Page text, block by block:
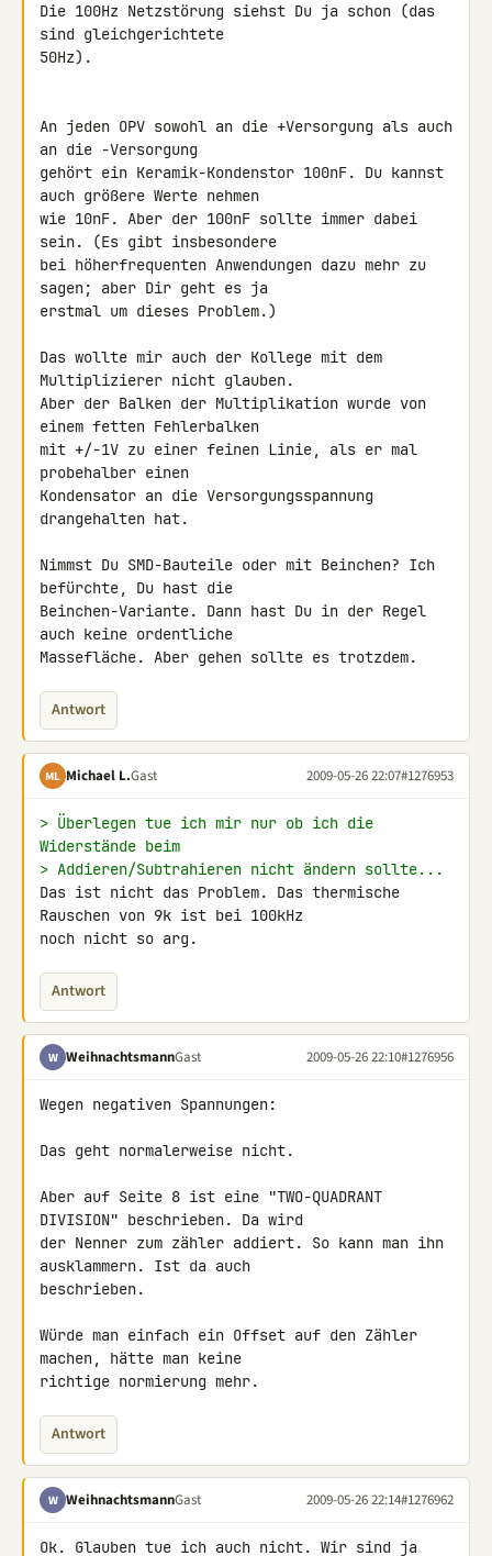
Die 100Hz Netzstörung siehst Du ja schon (das
sind gleichgerichtete
50Hz).
An jeden OPV sowohl an die +Versorgung als auch
an die -Versorgung
gehört ein Keramik-Kondenstor 100nF. Du kannst
auch größere Werte nehmen
wie 10nF. Aber der 100nF sollte immer dabei
sein. (Es gibt insbesondere
bei höherfrequenten Anwendungen dazu mehr zu
sagen; aber Dir geht es ja
erstmal um dieses Problem.)
Das wollte mir auch der Kollege mit dem
Multiplizierer nicht glauben.
Aber der Balken der Multiplikation wurde von
einem fetten Fehlerbalken
mit +/-1V zu einer feinen Linie, als er mal
probehalber einen
Kondensator an die Versorgungsspannung
drangehalten hat.
Nimmst Du SMD-Bauteile oder mit Beinchen? Ich
befürchte, Du hast die
Beinchen-Variante. Dann hast Du in der Regel
auch keine ordentliche
Massefläche. Aber gehen sollte es trotzdem.
Antwort
ML Michael L.Gast 2009-05-26 22:07#1276953
> Überlegen tue ich mir nur ob ich die
Widerstände beim
> Addieren/Subtrahieren nicht ändern sollte...
Das ist nicht das Problem. Das thermische
Rauschen von 9k ist bei 100kHz
noch nicht so arg.
Antwort
W WeihnachtsmannGast 2009-05-26 22:10#1276956
Wegen negativen Spannungen:
Das geht normalerweise nicht.
Aber auf Seite 8 ist eine "TWO-QUADRANT
DIVISION" beschrieben. Da wird
der Nenner zum zähler addiert. So kann man ihn
ausklammern. Ist da auch
beschrieben.
Würde man einfach ein Offset auf den Zähler
machen, hätte man keine
richtige normierung mehr.
Antwort
W WeihnachtsmannGast 2009-05-26 22:14#1276962
Ok. Glauben tue ich auch nicht. Wir sind ja